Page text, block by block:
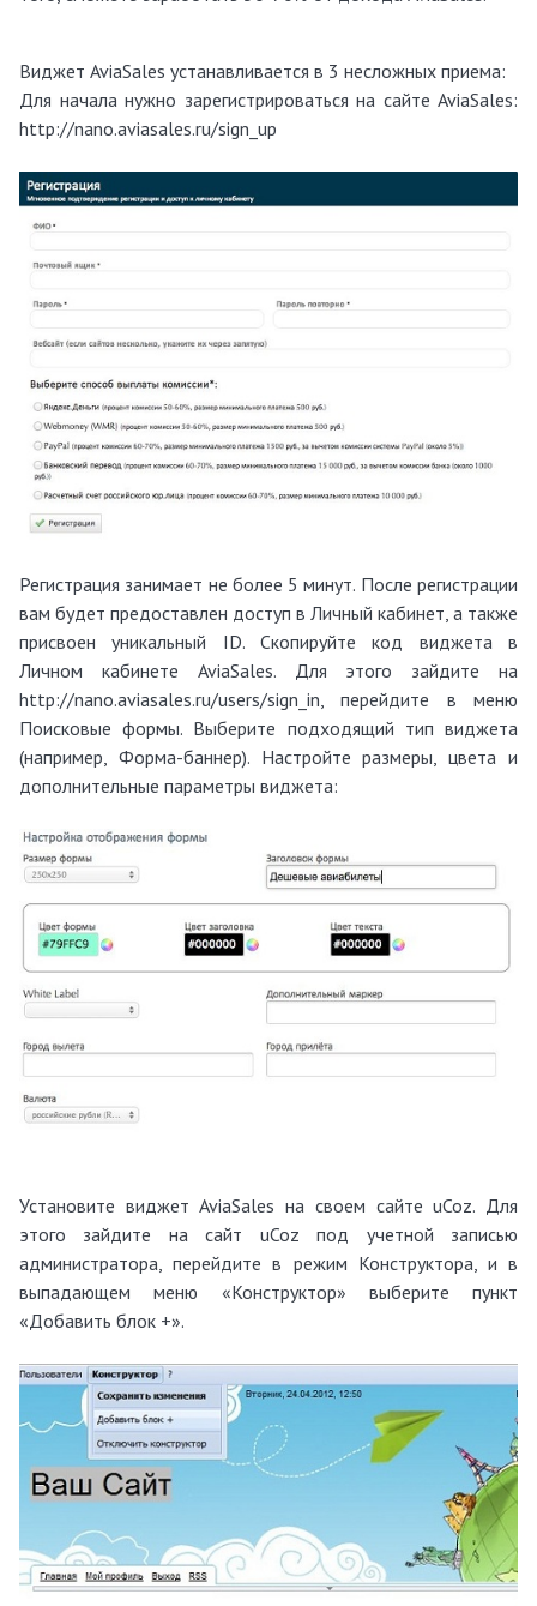
Виджет AviaSales устанавливается в 3 несложных приема:
Для начала нужно зарегистрироваться на сайте AviaSales:
http://nano.aviasales.ru/sign_up
Регистрация занимает не более 5 минут. После регистрации
вам будет предоставлен доступ в Личный кабинет, а также
присвоен уникальный ID. Скопируйте код виджета в
Личном кабинете AviaSales. Для этого зайдите на
http://nano.aviasales.ru/users/sign_in, перейдите в меню
Поисковые формы. Выберите подходящий тип виджета
(например, Форма-баннер). Настройте размеры, цвета и
дополнительные параметры виджета:
Установите виджет AviaSales на своем сайте uCoz. Для
этого зайдите на сайт uCoz под учетной записью
администратора, перейдите в режим Конструктора, и в
выпадающем меню «Конструктор» выберите пункт
«Добавить блок +».